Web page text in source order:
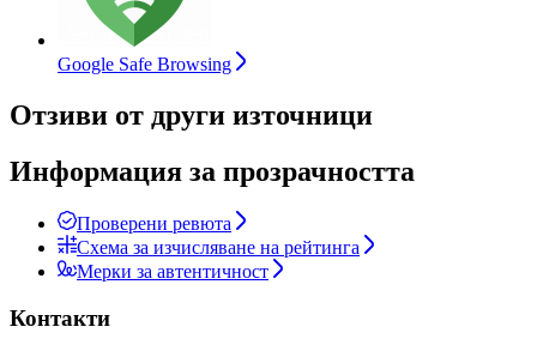
Google Safe Browsing
Отзиви от други източници
Информация за прозрачността
Проверени ревюта
Схема за изчисляване на рейтинга
Мерки за автентичност
Контакти